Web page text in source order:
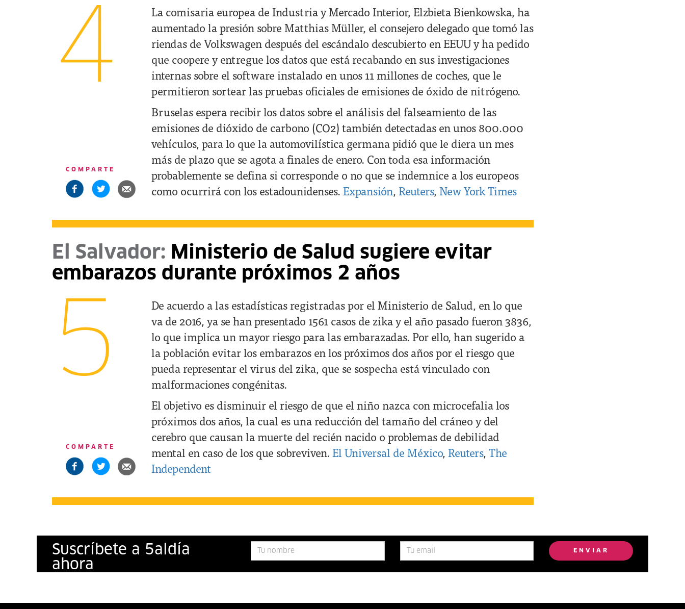
4
La comisaria europea de Industria y Mercado Interior, Elzbieta Bienkowska, ha
aumentado la presión sobre Matthias Müller, el consejero delegado que tomó las
riendas de Volkswagen después del escándalo descubierto en EEUU y ha pedido
que coopere y entregue los datos que está recabando en sus investigaciones
internas sobre el software instalado en unos 11 millones de coches, que le
permitieron sortear las pruebas oficiales de emisiones de óxido de nitrógeno.
Bruselas espera recibir los datos sobre el análisis del falseamiento de las
emisiones de dióxido de carbono (CO2) también detectadas en unos 800.000
vehículos, para lo que la automovilística germana pidió que le diera un mes
más de plazo que se agota a finales de enero. Con toda esa información
probablemente se defina si corresponde o no que se indemnice a los europeos
como ocurrirá con los estadounidenses. Expansión, Reuters, New York Times
COMPARTE
El Salvador: Ministerio de Salud sugiere evitar
embarazos durante próximos 2 años
5
De acuerdo a las estadísticas registradas por el Ministerio de Salud, en lo que
va de 2016, ya se han presentado 1561 casos de zika y el año pasado fueron 3836,
lo que implica un mayor riesgo para las embarazadas. Por ello, han sugerido a
la población evitar los embarazos en los próximos dos años por el riesgo que
pueda representar el virus del zika, que se sospecha está vinculado con
malformaciones congénitas.
El objetivo es disminuir el riesgo de que el niño nazca con microcefalia los
próximos dos años, la cual es una reducción del tamaño del cráneo y del
cerebro que causan la muerte del recién nacido o problemas de debilidad
mental en caso de los que sobreviven. El Universal de México, Reuters, The
Independent
COMPARTE
Suscríbete a 5al día
ahora
ENVIAR